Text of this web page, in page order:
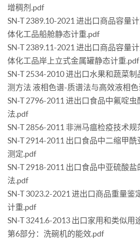
增稠剂.pdf
SN-T 2389.10-2021 进出口商品容量
体化工品船舱静态计重.pdf
SN-T 2389.11-2021 进出口商品容量
体化工品岸上立式金属罐静态计重.pdf
SN-T 2534-2010 进出口水果和蔬菜
测方法 液相色谱-质谱法与高效液相
SN-T 2796-2011 进出口食品中氟啶
法.pdf
SN-T 2856-2011 非洲马瘟检疫技术规
SN-T 2914-2011 出口食品中二缩甲
测定.pdf
SN-T 2918-2011 出口食品中亚硫酸
法.pdf
SN-T 3023.2-2021 进出口商品重量鉴
计重.pdf
SN-T 3241.6-2013 出口家用和类似用
第6部分：洗碗机的能效.pdf